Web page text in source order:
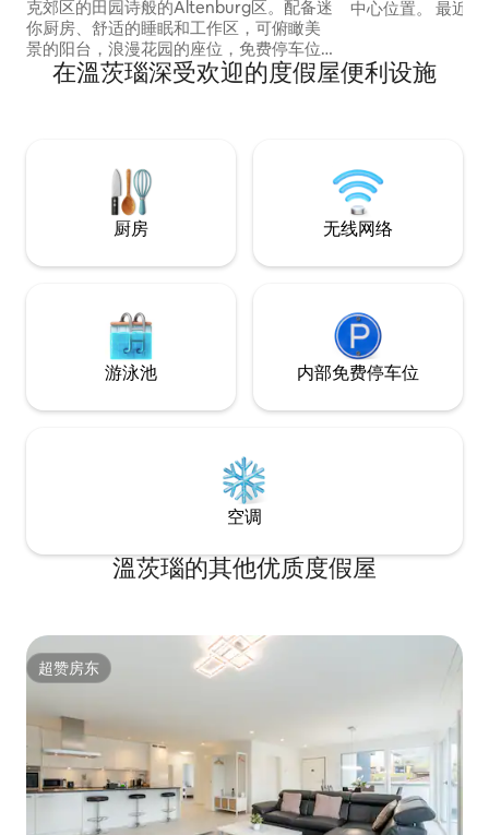
克郊区的田园诗般的Altenburg区。配备迷
你厨房、舒适的睡眠和工作区，可俯瞰美
景的阳台，浪漫花园的座位，免费停车位
和无线网络。 这里是放松或工作的绿洲，
也是探索、观光和骑自行车的好起点。 布
禁止携带动物。
中心位置。 最近
Basel、Bern。 靠
可以漫步、自行
在溫茨瑙深受欢迎的度假屋便利设施
厨房 无线网络
游泳池 内部免费停车位
空调
溫茨瑙的其他优质度假屋
超赞房东
超赞房东